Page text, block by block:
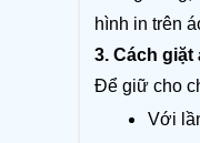
hình in trên
3. Cách
Để giữ cho
Với